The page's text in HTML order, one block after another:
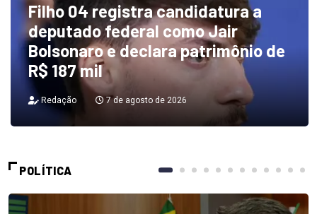
Filho 04 registra candidatura a
deputado federal como Jair
Bolsonaro e declara patrimônio de
R$ 187 mil
Redação 7 de agosto de 2026
POLÍTICA